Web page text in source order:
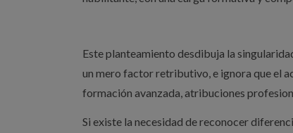
Este planteamiento desdibuja la
un mero factor retributivo, e ignora que el
formación avanzada, atribuciones
Si existe la necesidad de reconocer